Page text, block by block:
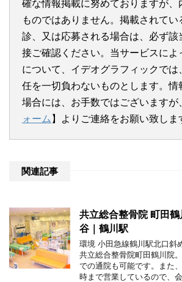
確な情報掲載に努めておりますが、
ものではありません。掲載されてい
診、又は応募される場合は、必ず該
接ご確認ください。当サービスによ
について、イデオグラフィックでは
任を一切負わないものとします。情
場合には、お手数ではございますが
ォーム 】よりご連絡をお願い致しま
関連記事
共立総合整骨院 町田
谷｜鶴川駅
環境 小田急線鶴川駅北口斜
共立総合整骨院町田鶴川院
での通院も可能です。また
時まで営業しているので、